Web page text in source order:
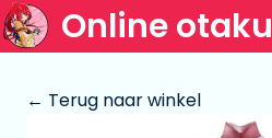
Online otaku
← Terug naar winkel